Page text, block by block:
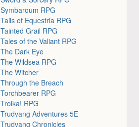
Symbaroum RPG
Tails of Equestria RPG
Tainted Grail RPG
Tales of the Valiant RPG
The Dark Eye
The Wildsea RPG
The Witcher
Through the Breach
Torchbearer RPG
Troika! RPG
Trudvang Adventures 5E
Trudvang Chronicles